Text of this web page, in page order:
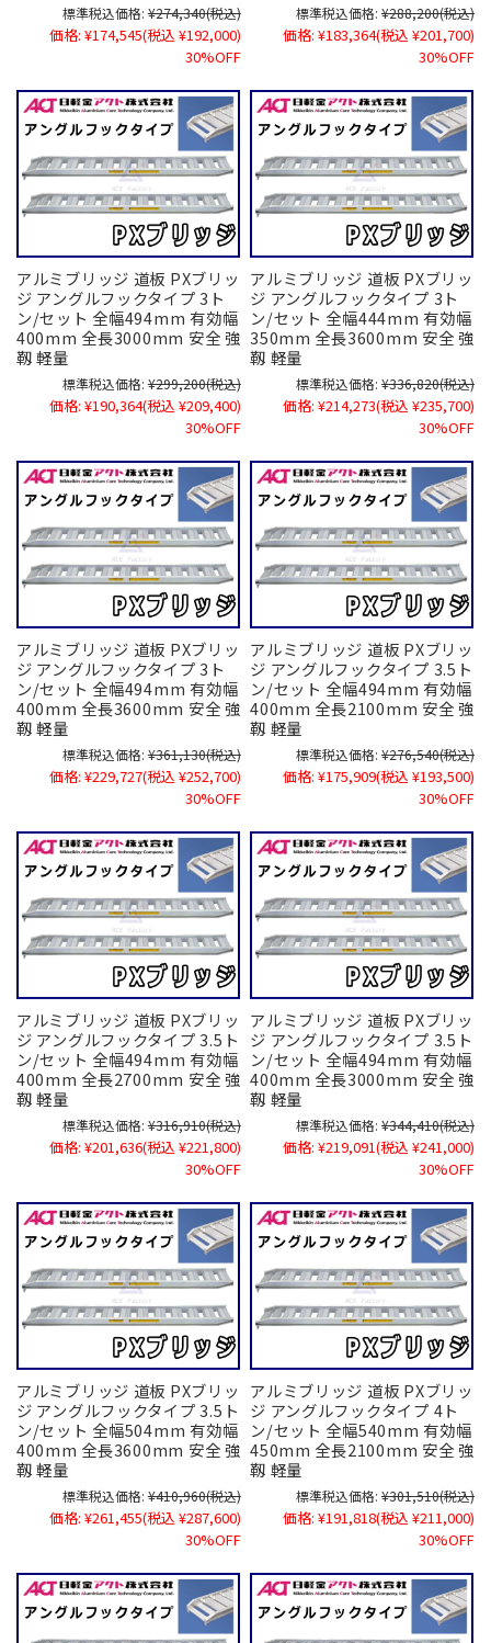
標準税込価格: ¥274,340(税込)
価格: ¥174,545(税込 ¥192,000)
30%OFF
標準税込価格: ¥288,200(税込)
価格: ¥183,364(税込 ¥201,700)
30%OFF
アルミブリッジ 道板 PXブリッ
ジ アングルフックタイプ 3ト
ン/セット 全幅494mm 有効幅
400mm 全長3000mm 安全 強
靱 軽量
標準税込価格: ¥299,200(税込)
価格: ¥190,364(税込 ¥209,400)
30%OFF
アルミブリッジ 道板 PXブリッ
ジ アングルフックタイプ 3ト
ン/セット 全幅444mm 有効幅
350mm 全長3600mm 安全 強
靱 軽量
標準税込価格: ¥336,820(税込)
価格: ¥214,273(税込 ¥235,700)
30%OFF
アルミブリッジ 道板 PXブリッ
ジ アングルフックタイプ 3ト
ン/セット 全幅494mm 有効幅
400mm 全長3600mm 安全 強
靱 軽量
標準税込価格: ¥361,130(税込)
価格: ¥229,727(税込 ¥252,700)
30%OFF
アルミブリッジ 道板 PXブリッ
ジ アングルフックタイプ 3.5ト
ン/セット 全幅494mm 有効幅
400mm 全長2100mm 安全 強
靱 軽量
標準税込価格: ¥276,540(税込)
価格: ¥175,909(税込 ¥193,500)
30%OFF
アルミブリッジ 道板 PXブリッ
ジ アングルフックタイプ 3.5ト
ン/セット 全幅494mm 有効幅
400mm 全長2700mm 安全 強
靱 軽量
標準税込価格: ¥316,910(税込)
価格: ¥201,636(税込 ¥221,800)
30%OFF
アルミブリッジ 道板 PXブリッ
ジ アングルフックタイプ 3.5ト
ン/セット 全幅494mm 有効幅
400mm 全長3000mm 安全 強
靱 軽量
標準税込価格: ¥344,410(税込)
価格: ¥219,091(税込 ¥241,000)
30%OFF
アルミブリッジ 道板 PXブリッ
ジ アングルフックタイプ 3.5ト
ン/セット 全幅504mm 有効幅
400mm 全長3600mm 安全 強
靱 軽量
標準税込価格: ¥410,960(税込)
価格: ¥261,455(税込 ¥287,600)
30%OFF
アルミブリッジ 道板 PXブリッ
ジ アングルフックタイプ 4ト
ン/セット 全幅540mm 有効幅
450mm 全長2100mm 安全 強
靱 軽量
標準税込価格: ¥301,510(税込)
価格: ¥191,818(税込 ¥211,000)
30%OFF